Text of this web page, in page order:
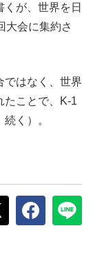
が、世界を日
大会に集約さ
ではなく、世界
たことで、K-1
く）。